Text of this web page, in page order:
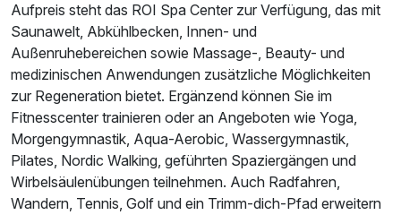
Für 5 Tage p.P. ab384,00 €
Aufpreis steht das ROI Spa Center zur Verfügung, das mit
Saunawelt, Abkühlbecken, Innen- und
Außenruhebereichen sowie Massage-, Beauty- und
medizinischen Anwendungen zusätzliche Möglichkeiten
zur Regeneration bietet. Ergänzend können Sie im
Fitnesscenter trainieren oder an Angeboten wie Yoga,
Morgengymnastik, Aqua-Aerobic, Wassergymnastik,
Pilates, Nordic Walking, geführten Spaziergängen und
Wirbelsäulenübungen teilnehmen. Auch Radfahren,
Wandern, Tennis, Golf und ein Trimm-dich-Pfad erweitern